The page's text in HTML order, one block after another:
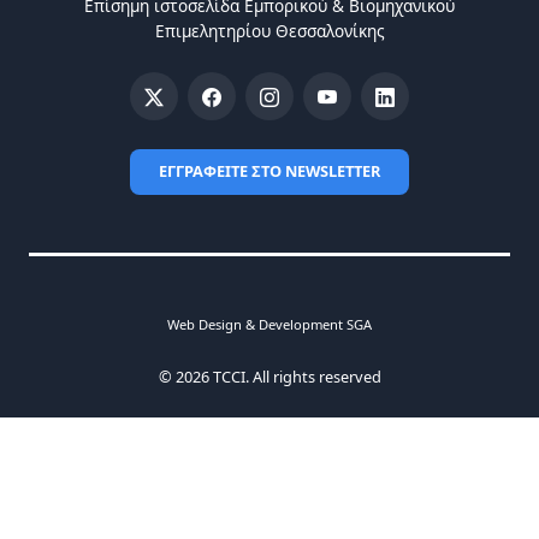
Επίσημη ιστοσελίδα Eμπορικού & Bιομηχανικού
Eπιμελητηρίου Θεσσαλονίκης
ΕΓΓΡΑΦΕΙΤΕ ΣΤΟ NEWSLETTER
Web Design & Development SGA
© 2026 TCCI. All rights reserved